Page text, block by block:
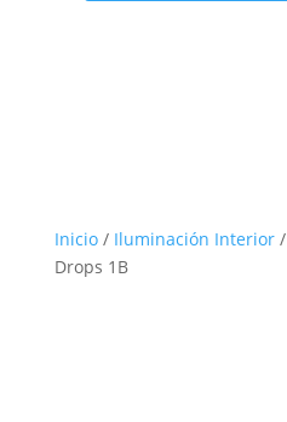
Inicio/ Iluminación Interior/
Drops 1B